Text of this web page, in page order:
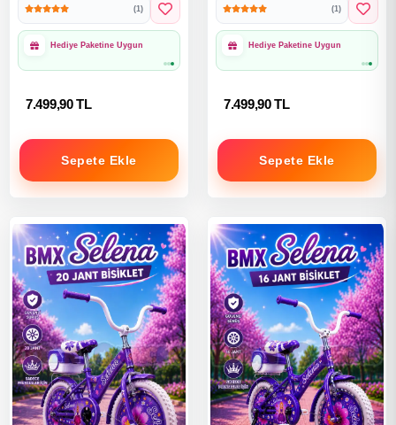
(1)
Hediye Paketine Uygun
7.499,90 TL
Sepete Ekle
(1)
Hediye Paketine Uygun
7.499,90 TL
Sepete Ekle